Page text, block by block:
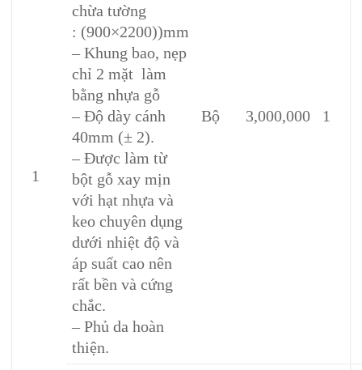
1
chừa tường
: (900×2200))mm
– Khung bao, nẹp
chỉ 2 mặt làm
bằng nhựa gỗ
– Độ dày cánh
40mm (± 2).
– Được làm từ
bột gỗ xay mịn
với hạt nhựa và
keo chuyên dụng
dưới nhiệt độ và
áp suất cao nên
rất bền và cứng
chắc.
– Phủ da hoàn
thiện.
Bộ 3,000,000 1